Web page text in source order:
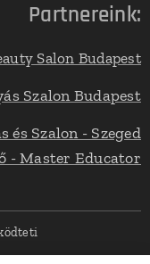
Partnereink:
Salon Budapest
Szalon Budapest
és Szalon - Szeged
- Master Educator